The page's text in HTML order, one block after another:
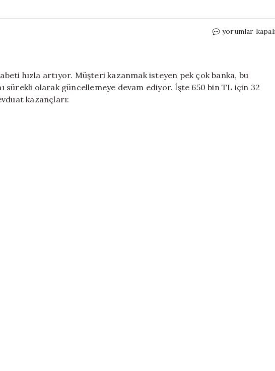
Banka
Kızıştı!
650
yorumlar
hızla artıyor. Müşteri kazanmak isteyen pek çok banka, bu
sürekli olarak güncellemeye devam ediyor. İşte 650 bin TL için 32
kazançları: